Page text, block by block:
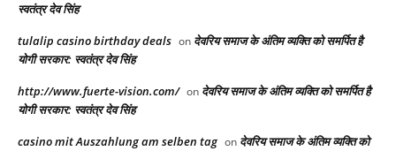
स्वतंत्र देव सिंह
tulalip casino birthday deals on देवरिय समाज के अंतिम व्यक्ति को समर्पित है
योगी सरकार: स्वतंत्र देव सिंह
http://www.fuerte-vision.com/ on देवरिय समाज के अंतिम व्यक्ति को समर्पित है
योगी सरकार: स्वतंत्र देव सिंह
casino mit Auszahlung am selben tag on देवरिय समाज के अंतिम व्यक्ति को